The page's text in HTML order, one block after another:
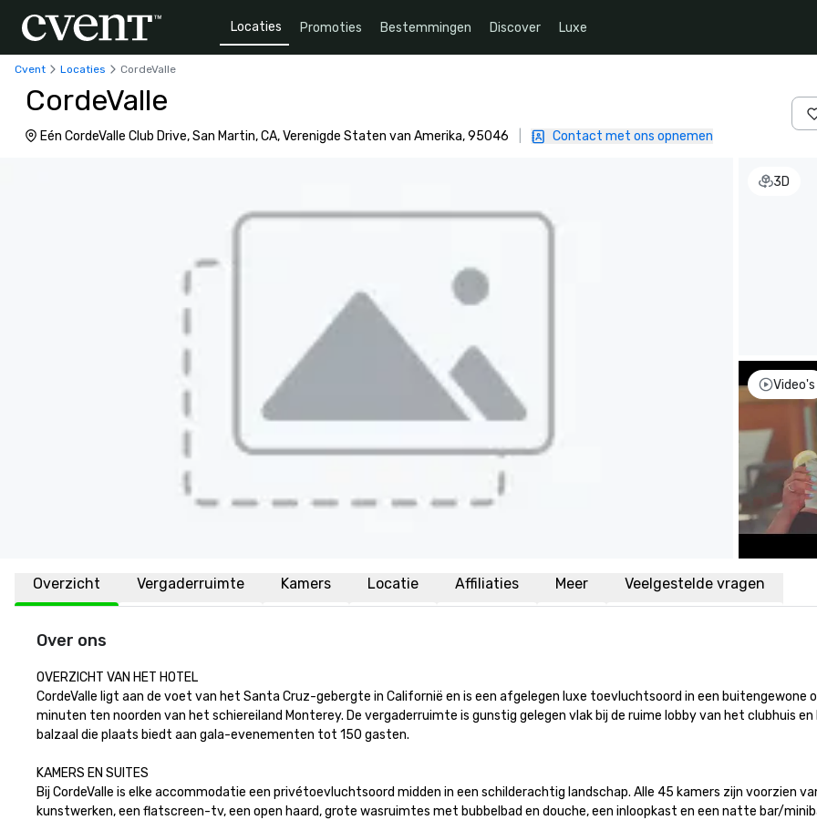
Locaties Promoties Bestemmingen Discover Luxe
Cvent Locaties CordeValle
CordeValle
Eén CordeValle Club Drive, San Martin, CA, Verenigde Staten van Amerika, 95046 Contact met ons opnemen
3D
Video's
Overzicht Vergaderruimte Kamers Locatie Affiliaties Meer Veelgestelde vragen
Over ons
OVERZICHT VAN HET HOTEL
CordeValle ligt aan de voet van het Santa Cruz-gebergte in Californië en is een afgelegen luxe toevluchtsoord in een
minuten ten noorden van het schiereiland Monterey. De vergaderruimte is gunstig gelegen vlak bij de ruime lobby van het clubhuis
balzaal die plaats biedt aan gala-evenementen tot 150 gasten.
KAMERS EN SUITES
Bij CordeValle is elke accommodatie een privétoevluchtsoord midden in een schilderachtig landschap. Alle 45 kamers zijn voorzien
kunstwerken, een flatscreen-tv, een open haard, grote wasruimtes met bubbelbad en douche, een inloopkast en een natte bar/